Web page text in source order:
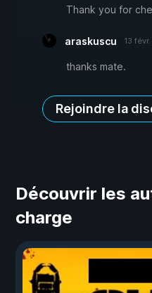
Thank you for
araskuscu 13 févr.
thanks mate.
Rejoindre la
Découvrir les
charge